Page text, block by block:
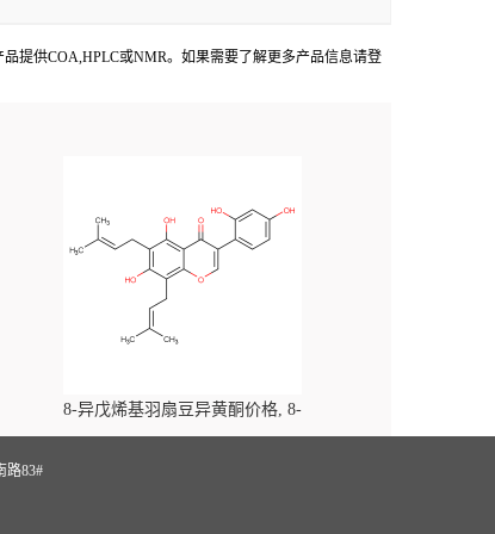
品提供COA,HPLC或NMR。如果需要了解更多产品信息请登
8-异戊烯基羽扇豆异黄酮价格, 8-
Prenylluteone对照品, CAS号:125002-91-7
路83#